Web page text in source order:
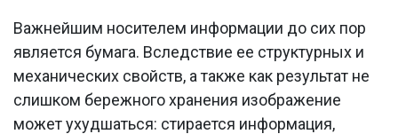
Важнейшим носителем информации до сих пор
является бумага. Вследствие ее структурных и
механических свойств, а также как результат не
слишком бережного хранения изображение
может ухудшаться: стирается информация,